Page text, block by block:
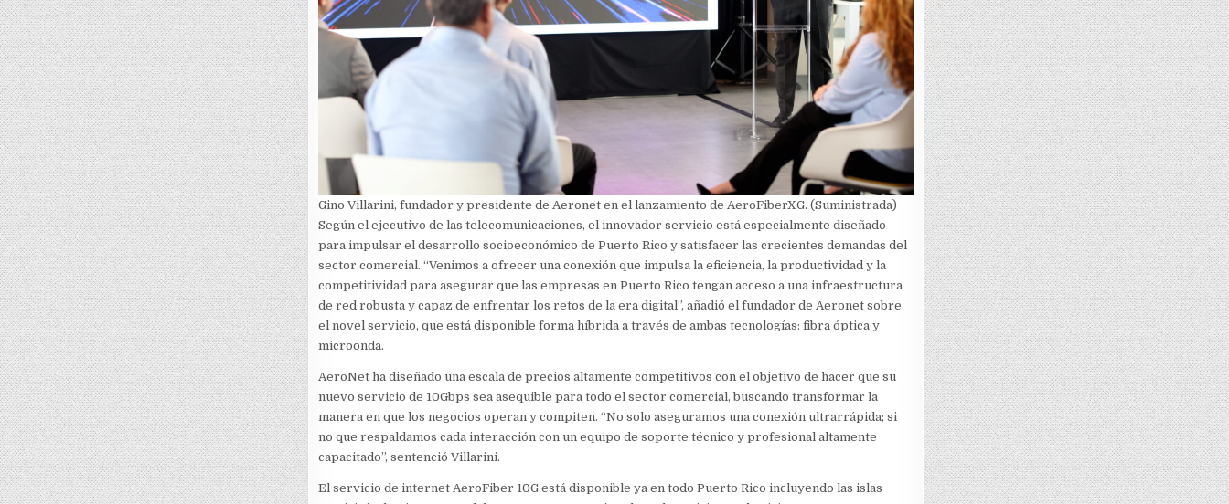
Gino Villarini, fundador y presidente de Aeronet en el lanzamiento de AeroFiberXG. (Suministrada)
Según el ejecutivo de las telecomunicaciones, el innovador servicio está especialmente diseñado
para impulsar el desarrollo socioeconómico de Puerto Rico y satisfacer las crecientes demandas del
sector comercial. “Venimos a ofrecer una conexión que impulsa la eficiencia, la productividad y la
competitividad para asegurar que las empresas en Puerto Rico tengan acceso a una infraestructura
de red robusta y capaz de enfrentar los retos de la era digital”, añadió el fundador de Aeronet sobre
el novel servicio, que está disponible forma híbrida a través de ambas tecnologías: fibra óptica y
microonda.
AeroNet ha diseñado una escala de precios altamente competitivos con el objetivo de hacer que su
nuevo servicio de 10Gbps sea asequible para todo el sector comercial, buscando transformar la
manera en que los negocios operan y compiten. “No solo aseguramos una conexión ultrarrápida; si
no que respaldamos cada interacción con un equipo de soporte técnico y profesional altamente
capacitado”, sentenció Villarini.
El servicio de internet AeroFiber 10G está disponible ya en todo Puerto Rico incluyendo las islas